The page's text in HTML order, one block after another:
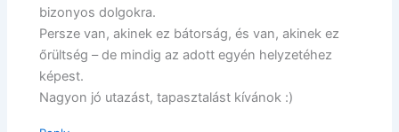
bizonyos dolgokra.
Persze van, akinek ez bátorság, és van, akinek ez
őrültség – de mindig az adott egyén helyzetéhez
képest.
Nagyon jó utazást, tapasztalást kívánok :)